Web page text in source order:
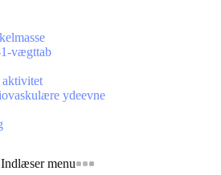
Indlæser menu
vægttab
ydeevne